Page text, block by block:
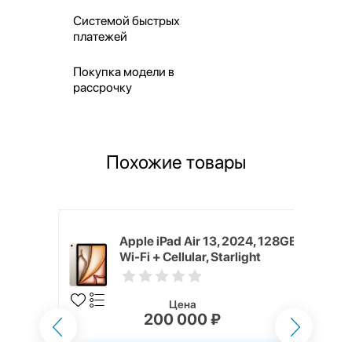
Системой быстрых
платежей
Покупка модели в
рассрочку
Похожие товары
Apple iPad Air 13, 2024, 128GB,
Wi-Fi + Cellular, Starlight
Цена
200 000 ₽